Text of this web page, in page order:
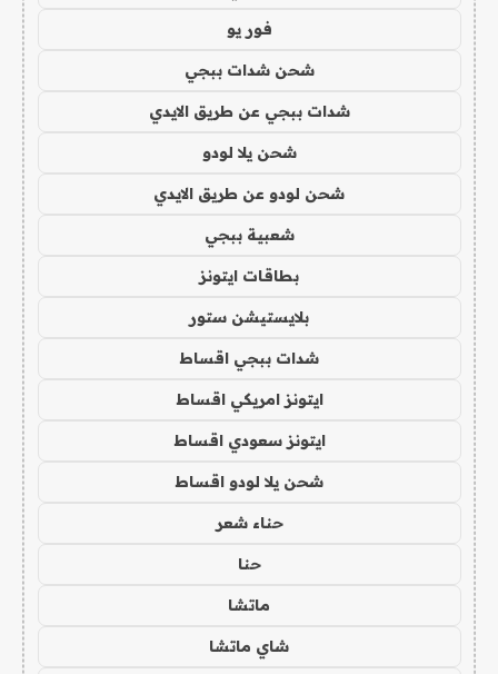
فور يو
شحن شدات ببجي
شدات ببجي عن طريق الايدي
شحن يلا لودو
شحن لودو عن طريق الايدي
شعبية ببجي
بطاقات ايتونز
بلايستيشن ستور
شدات ببجي اقساط
ايتونز امريكي اقساط
ايتونز سعودي اقساط
شحن يلا لودو اقساط
حناء شعر
حنا
ماتشا
شاي ماتشا